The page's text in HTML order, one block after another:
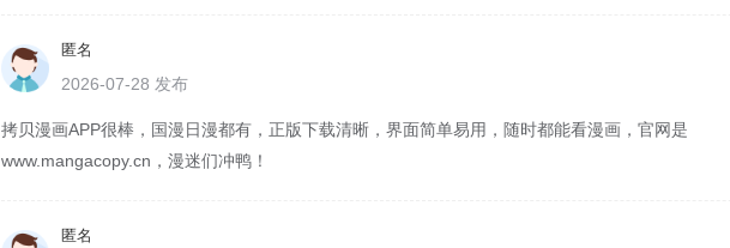
匿名
2026-07-28 发布
拷贝漫画APP很棒，国漫日漫都有，正版下载清晰，界面简单易用，随时都能看漫画，官网是
www.mangacopy.cn，漫迷们冲鸭！
匿名